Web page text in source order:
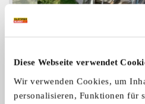
Diese Webseite verwendet
Wir verwenden Cookies, um
personalisieren, Funktionen für
Verkaufe einen Setra S10, Bj.08/